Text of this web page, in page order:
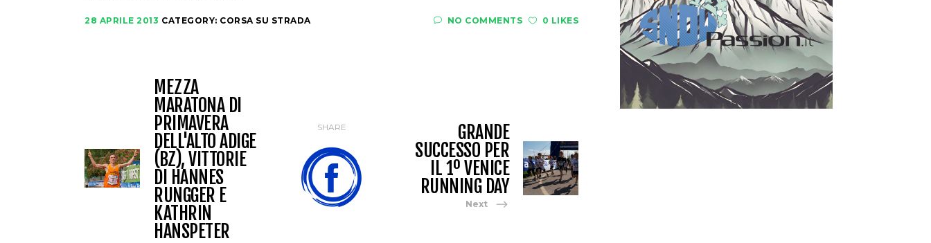
28 APRILE 2013 CATEGORY: CORSA SU STRADA NO COMMENTS 0 LIKES
MEZZA
MARATONA DI
PRIMAVERA
DELL'ALTO ADIGE
(BZ), VITTORIE
DI HANNES
RUNGGER E
KATHRIN
HANSPETER
SHARE
GRANDE
SUCCESSO PER
IL 1º VENICE
RUNNING DAY
Next